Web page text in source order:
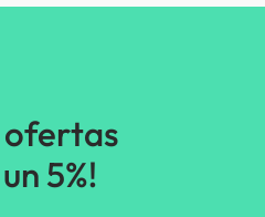
ofertas
5%!